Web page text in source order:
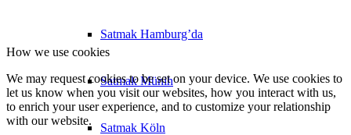
Satmak Hamburg’da
Satmak Münih
Satmak Köln
How we use cookies
We may request cookies to be set on your device. We use cookies to
let us know when you visit our websites, how you interact with us,
to enrich your user experience, and to customize your relationship
with our website.